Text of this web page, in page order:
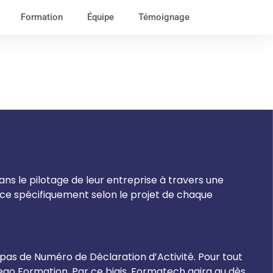
Formation Équipe Témoignage
le pilotage de leur entreprise à travers une
spécifiquement selon le projet de chaque
de Numéro de Déclaration d’Activité. Pour tout